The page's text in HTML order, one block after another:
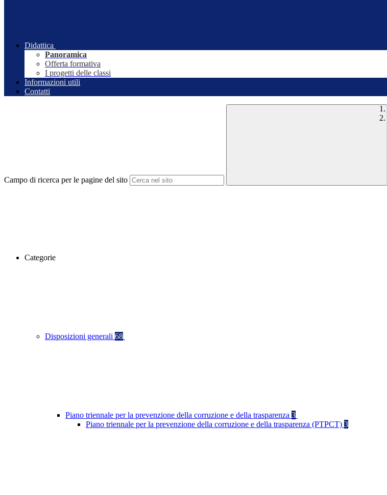
Didattica
Panoramica
Offerta formativa
I progetti delle classi
Informazioni utili
Contatti
Campo di ricerca per le pagine del sito
Categorie
Disposizioni generali 68
Piano triennale per la prevenzione della corruzione e della trasparenza 3
Piano triennale per la prevenzione della corruzione e della trasparenza (PTPCT) 3